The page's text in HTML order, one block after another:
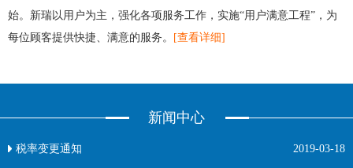
始。新瑞以用户为主，强化各项服务工作，实施“用户满意工程”，为
每位顾客提供快捷、满意的服务。
[查看详细]
新闻中心
2019-03-18
税率变更通知